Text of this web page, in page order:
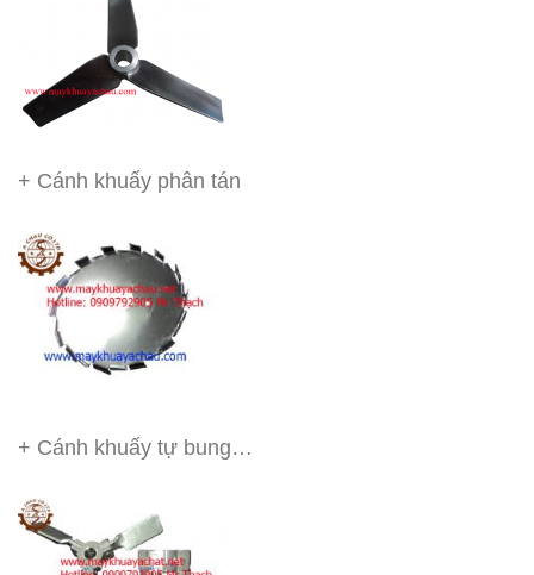
+ Cánh khuấy phân tán
+ Cánh khuấy tự bung…